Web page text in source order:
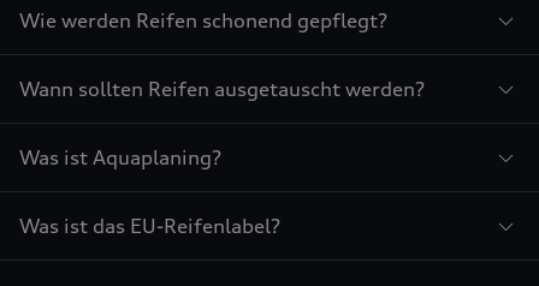
Wie werden Reifen schonend gepflegt?
Wann sollten Reifen ausgetauscht werden?
Was ist Aquaplaning?
Was ist das EU-Reifenlabel?